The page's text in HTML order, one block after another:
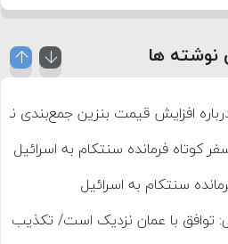
نوشته ها
افزایش قیمت بنزین جمع‌بندی
می‌یابد
کوتاه فرمانده سنتکام به اسرائیل
سنتکام به اسرائیل
با عمان نزدیک است/ تکذیب سهم ۱۱ درصدی ایران